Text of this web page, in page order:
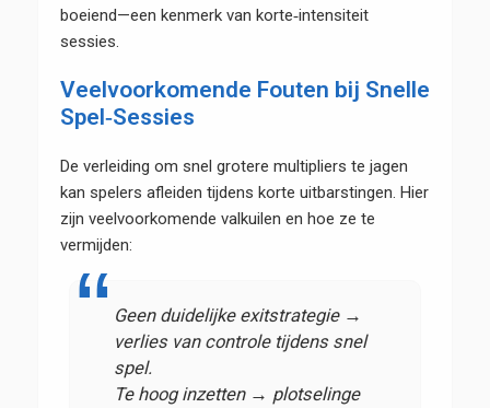
boeiend—een kenmerk van korte‑intensiteit
sessies.
Veelvoorkomende Fouten bij Snelle
Spel‑Sessies
De verleiding om snel grotere multipliers te jagen
kan spelers afleiden tijdens korte uitbarstingen. Hier
zijn veelvoorkomende valkuilen en hoe ze te
vermijden:
Geen duidelijke exitstrategie →
verlies van controle tijdens snel
spel.
Te hoog inzetten → plotselinge